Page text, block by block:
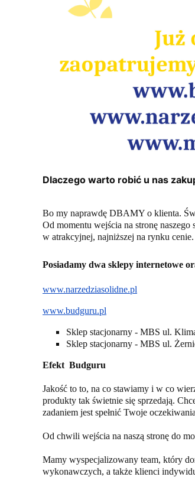
Dlaczego warto robić u nas
Bo my naprawdę DBAMY o klienta.
Od momentu wejścia na stronę
w atrakcyjnej, najniższej na rynku cenie.
Posiadamy dwa sklepy internetowe
www.narzedziasolidne.pl
www.budguru.pl
Sklep stacjonarny - MBS ul.
Sklep stacjonarny - MBS ul.
Efekt Budguru
Jakość to to, na co stawiamy i w co
produkty tak świetnie się sprzedają.
zadaniem jest spełnić Twoje
Od chwili wejścia na naszą stronę do
Mamy wyspecjalizowany team, który
wykonawczych, a także klienci